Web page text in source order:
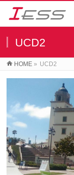
UCD2
HOME » UCD2